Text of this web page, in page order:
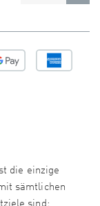
die einzige
sämtlichen